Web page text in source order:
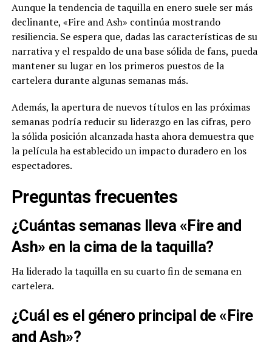
Aunque la tendencia de taquilla en enero suele ser más
declinante, «Fire and Ash» continúa mostrando
resiliencia. Se espera que, dadas las características de su
narrativa y el respaldo de una base sólida de fans, pueda
mantener su lugar en los primeros puestos de la
cartelera durante algunas semanas más.
Además, la apertura de nuevos títulos en las próximas
semanas podría reducir su liderazgo en las cifras, pero
la sólida posición alcanzada hasta ahora demuestra que
la película ha establecido un impacto duradero en los
espectadores.
Preguntas frecuentes
¿Cuántas semanas lleva «Fire and
Ash» en la cima de la taquilla?
Ha liderado la taquilla en su cuarto fin de semana en
cartelera.
¿Cuál es el género principal de «Fire
and Ash»?